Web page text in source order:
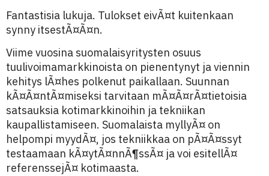
Fantastisia lukuja. Tulokset eivÃ¤t kuitenkaan
synny itsestÃ¤Ã¤n.
Viime vuosina suomalaisyritysten osuus
tuulivoimamarkkinoista on pienentynyt ja viennin
kehitys lÃ¤hes polkenut paikallaan. Suunnan
kÃ¤Ã¤ntÃ¤miseksi tarvitaan mÃ¤Ã¤rÃ¤tietoisia
satsauksia kotimarkkinoihin ja tekniikan
kaupallistamiseen. Suomalaista myllyÃ¤ on
helpompi myydÃ¤, jos tekniikkaa on pÃ¤Ã¤ssyt
testaamaan kÃ¤ytÃ¤nnÃ¶ssÃ¤ ja voi esitellÃ¤
referenssejÃ¤ kotimaasta.